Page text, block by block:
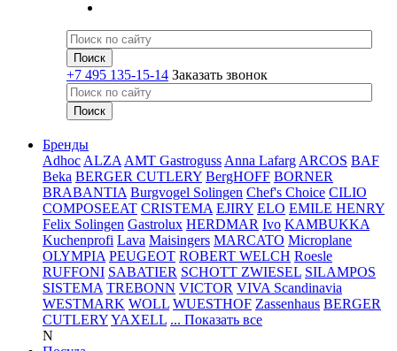
+7 495 135-15-14 Заказать звонок
Бренды
Adhoc ALZA AMT Gastroguss Anna Lafarg ARCOS BAF
Beka BERGER CUTLERY BergHOFF BORNER
BRABANTIA Burgvogel Solingen Chef's Choice CILIO
COMPOSEEAT CRISTEMA EJIRY ELO EMILE HENRY
Felix Solingen Gastrolux HERDMAR Ivo KAMBUKKA
Kuchenprofi Lava Maisingers MARCATO Microplane
OLYMPIA PEUGEOT ROBERT WELCH Roesle
RUFFONI SABATIER SCHOTT ZWIESEL SILAMPOS
SISTEMA TREBONN VICTOR VIVA Scandinavia
WESTMARK WOLL WUESTHOF Zassenhaus BERGER
CUTLERYYAXELL ... Показать все
N